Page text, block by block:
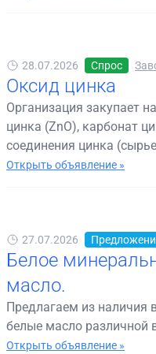
28.07.2026 Спрос
Оксид цинка
Организация закупает
цинка (ZnO), карбонат
соединения цинка
Открыть объявление »
27.07.2026
Белое
масло.
Предлагаем из наличия
белые масло различной
Открыть объявление »